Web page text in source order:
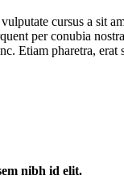
cursus a sit
per conubia
Etiam pharetra,
nibh id elit.